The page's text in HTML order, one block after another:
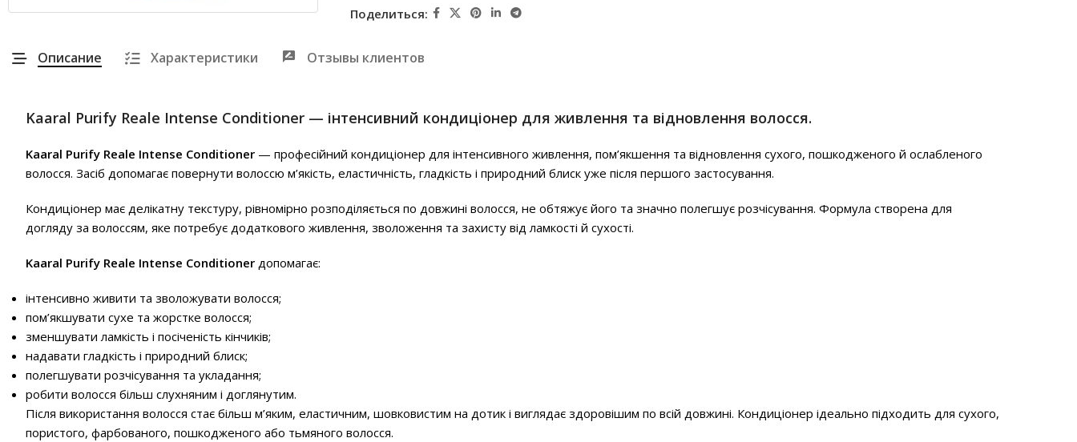
Поделиться:
Описание Характеристики Отзывы клиентов
Kaaral Purify Reale Intense Conditioner — інтенсивний кондиціонер для живлення та відновлення волосся.
Kaaral Purify Reale Intense Conditioner — професійний кондиціонер для інтенсивного живлення, пом’якшення та відновлення сухого, пошкодженого й ослабленого
волосся. Засіб допомагає повернути волоссю м’якість, еластичність, гладкість і природний блиск уже після першого застосування.
Кондиціонер має делікатну текстуру, рівномірно розподіляється по довжині волосся, не обтяжує його та значно полегшує розчісування. Формула створена для
догляду за волоссям, яке потребує додаткового живлення, зволоження та захисту від ламкості й сухості.
Kaaral Purify Reale Intense Conditioner допомагає:
інтенсивно живити та зволожувати волосся;
пом’якшувати сухе та жорстке волосся;
зменшувати ламкість і посіченість кінчиків;
надавати гладкість і природний блиск;
полегшувати розчісування та укладання;
робити волосся більш слухняним і доглянутим.
Після використання волосся стає більш м’яким, еластичним, шовковистим на дотик і виглядає здоровішим по всій довжині. Кондиціонер ідеально підходить для сухого,
пористого, фарбованого, пошкодженого або тьмяного волосся.